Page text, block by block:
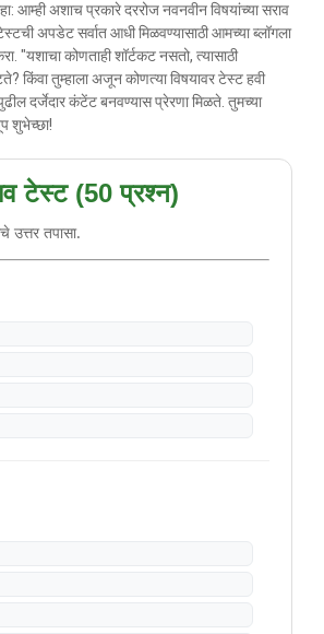
आम्ही अशाच प्रकारे दररोज नवनवीन विषयांच्या सराव
अपडेट सर्वात आधी मिळवण्यासाठी आमच्या ब्लॉगला
"यशाचा कोणताही शॉर्टकट नसतो, त्यासाठी
किंवा तुम्हाला अजून कोणत्या विषयावर टेस्ट हवी
दर्जेदार कंटेंट बनवण्यास प्रेरणा मिळते. तुमच्या
शुभेच्छा!
टेस्ट (50 प्रश्न)
तपासा.